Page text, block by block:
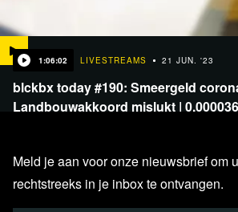
1:06:02 LIVESTREAMS 21 JUN. '23
blckbx today #190: Smeergeld
Landbouwakkoord mislukt |
Meld je aan voor onze nieuwsbrief om
rechtstreeks in je inbox te ontvangen.